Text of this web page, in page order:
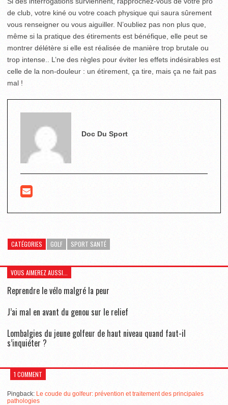
de club, votre kiné ou votre coach physique qui saura sûrement
vous renseigner ou vous aiguiller. N’oubliez pas non plus que,
même si la pratique des étirements est bénéfique, elle peut se
montrer délétère si elle est réalisée de manière trop brutale ou
trop intense.. L’ne des règles pour éviter les effets indésirables est
celle de la non-douleur : un étirement, ça tire, mais ça ne fait pas
mal !
Doc Du Sport
CATÉGORIES GOLF SPORT SANTÉ
VOUS AIMEREZ AUSSI...
Reprendre le vélo malgré la peur
J’ai mal en avant du genou sur le relief
Lombalgies du jeune golfeur de haut niveau quand faut-il
s’inquiéter ?
1 COMMENT
Pingback: Le coude du golfeur: prévention et traitement des principales
pathologies